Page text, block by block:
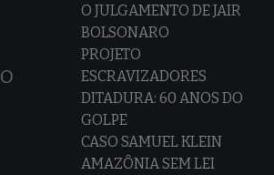
O JULGAMENTO DE JAIR
BOLSONARO
PROJETO
ESCRAVIZADORES
DITADURA: 60 ANOS DO
GOLPE
CASO SAMUEL KLEIN
AMAZÔNIA SEM LEI